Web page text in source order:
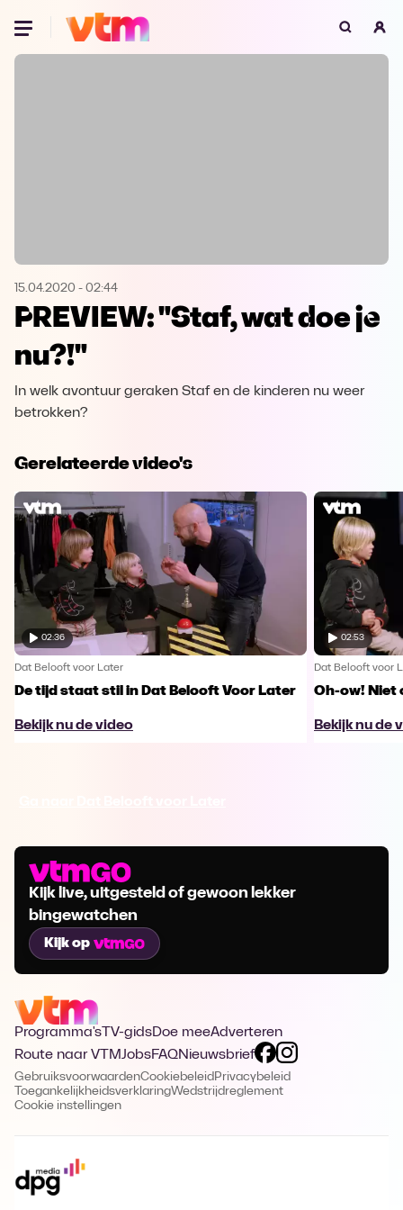
Oeps, browser niet ondersteund
Microsoft Edge Download
15.04.2020 - 02:44
PREVIEW: "Staf, wat doe je
nu?!"
In welk avontuur geraken Staf en de kinderen nu weer
betrokken?
Gerelateerde video's
02:36
Dat Belooft voor Later
De tijd staat stil in Dat Belooft Voor Later
Bekijk nu de video
02:53
Dat Belooft voor
Oh-ow! Niet
Bekijk nu de
Kijk live, uitgesteld of gewoon lekker
bingewatchen
Kijk op
Programma's TV-gidsDoe meeAdverteren
Route naar VTMJobsFAQNieuwsbrief
GebruiksvoorwaardenCookiebeleid Privacybeleid
ToegankelijkheidsverklaringWedstrijdreglement
Cookie instellingen